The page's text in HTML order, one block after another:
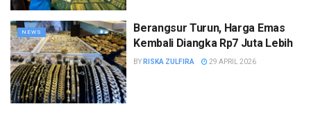
NEWS
Berangsur Turun, Harga Emas
Kembali Diangka Rp7 Juta Lebih
BY RISKA ZULFIRA 29 APRIL 2026